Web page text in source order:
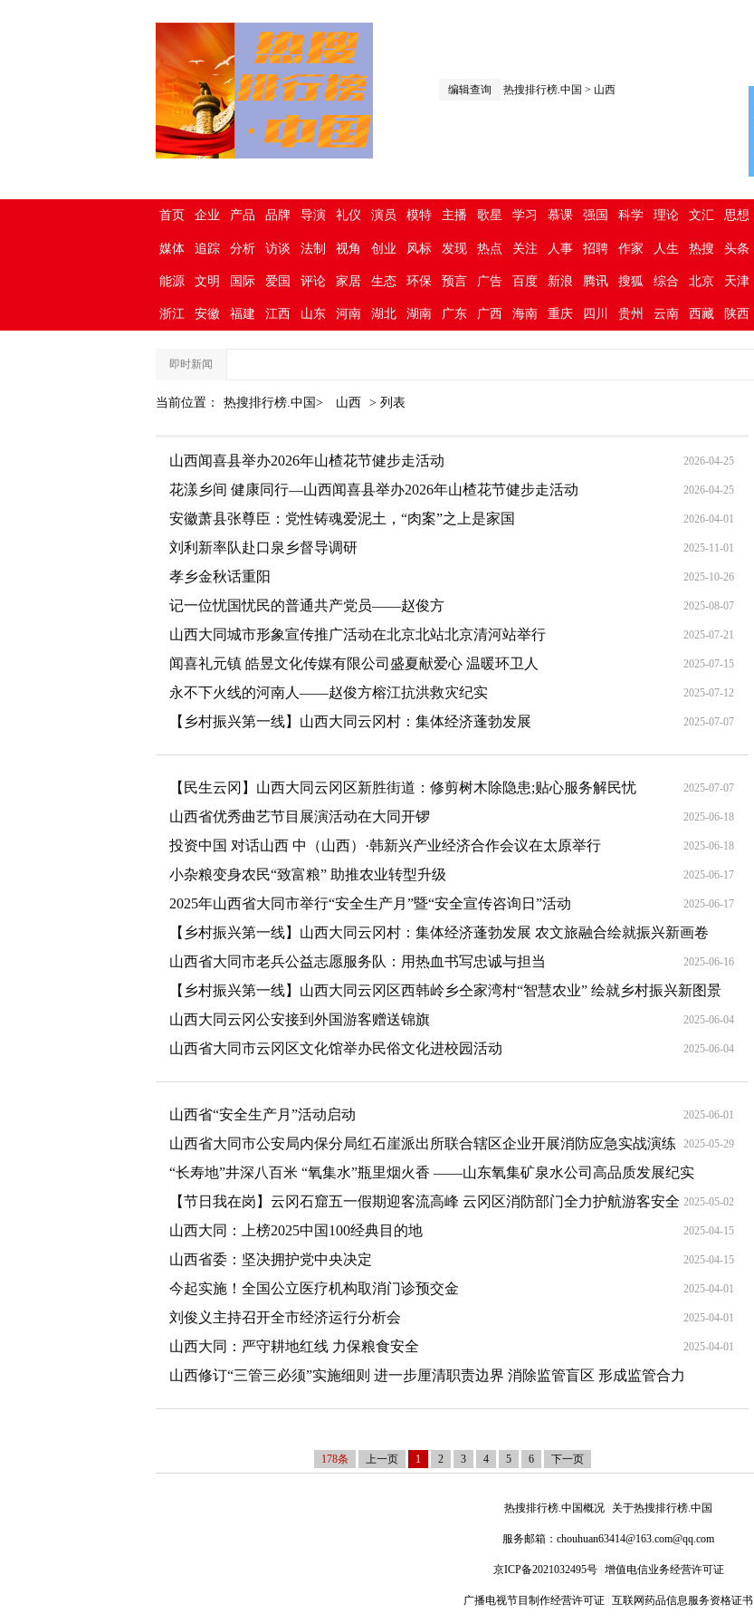
编辑查询 热搜排行榜.中国 > 山西
首页 企业 产品 品牌 导演 礼仪 演员 模特 主播 歌星 学习 慕课 强国 科学 理论 文汇 思想
媒体 追踪 分析 访谈 法制 视角 创业 风标 发现 热点 关注 人事 招聘 作家 人生 热搜 头条
能源 文明 国际 爱国 评论 家居 生态 环保 预言 广告 百度 新浪 腾讯 搜狐 综合 北京 天津
浙江 安徽 福建 江西 山东 河南 湖北 湖南 广东 广西 海南 重庆 四川 贵州 云南 西藏 陕西
即时新闻
当前位置： 热搜排行榜.中国> 山西 > 列表
山西闻喜县举办2026年山楂花节健步走活动 2026-04-25
花漾乡间 健康同行—山西闻喜县举办2026年山楂花节健步走活动 2026-04-25
安徽萧县张尊臣：党性铸魂爱泥土，“肉案”之上是家国 2026-04-01
刘利新率队赴口泉乡督导调研 2025-11-01
孝乡金秋话重阳 2025-10-26
记一位忧国忧民的普通共产党员——赵俊方 2025-08-07
山西大同城市形象宣传推广活动在北京北站北京清河站举行 2025-07-21
闻喜礼元镇 皓昱文化传媒有限公司盛夏献爱心 温暖环卫人 2025-07-15
永不下火线的河南人——赵俊方榕江抗洪救灾纪实 2025-07-12
【乡村振兴第一线】山西大同云冈村：集体经济蓬勃发展 2025-07-07
【民生云冈】山西大同云冈区新胜街道：修剪树木除隐患;贴心服务解民忧 2025-07-07
山西省优秀曲艺节目展演活动在大同开锣 2025-06-18
投资中国 对话山西 中（山西）·韩新兴产业经济合作会议在太原举行 2025-06-18
小杂粮变身农民“致富粮” 助推农业转型升级 2025-06-17
2025年山西省大同市举行“安全生产月”暨“安全宣传咨询日”活动 2025-06-17
【乡村振兴第一线】山西大同云冈村：集体经济蓬勃发展 农文旅融合绘就振兴新画卷
2025-06-16
山西省大同市老兵公益志愿服务队：用热血书写忠诚与担当 2025-06-16
【乡村振兴第一线】山西大同云冈区西韩岭乡仝家湾村“智慧农业” 绘就乡村振兴新图景
2025-06-12
山西大同云冈公安接到外国游客赠送锦旗 2025-06-04
山西省大同市云冈区文化馆举办民俗文化进校园活动 2025-06-04
山西省“安全生产月”活动启动 2025-06-01
山西省大同市公安局内保分局红石崖派出所联合辖区企业开展消防应急实战演练 2025-05-29
“长寿地”井深八百米 “氧集水”瓶里烟火香 ——山东氧集矿泉水公司高品质发展纪实
2025-05-20
【节日我在岗】云冈石窟五一假期迎客流高峰 云冈区消防部门全力护航游客安全 2025-05-02
山西大同：上榜2025中国100经典目的地 2025-04-15
山西省委：坚决拥护党中央决定 2025-04-15
今起实施！全国公立医疗机构取消门诊预交金 2025-04-01
刘俊义主持召开全市经济运行分析会 2025-04-01
山西大同：严守耕地红线 力保粮食安全 2025-04-01
山西修订“三管三必须”实施细则 进一步厘清职责边界 消除监管盲区 形成监管合力
178条 上一页 1 2 3 4 5 6 下一页
热搜排行榜.中国概况 关于热搜排行榜.中国
服务邮箱： chouhuan63414@163.com@qq.com
京ICP备2021032495号 增值电信业务经营许可证
广播电视节目制作经营许可证 互联网药品信息服务资格证书